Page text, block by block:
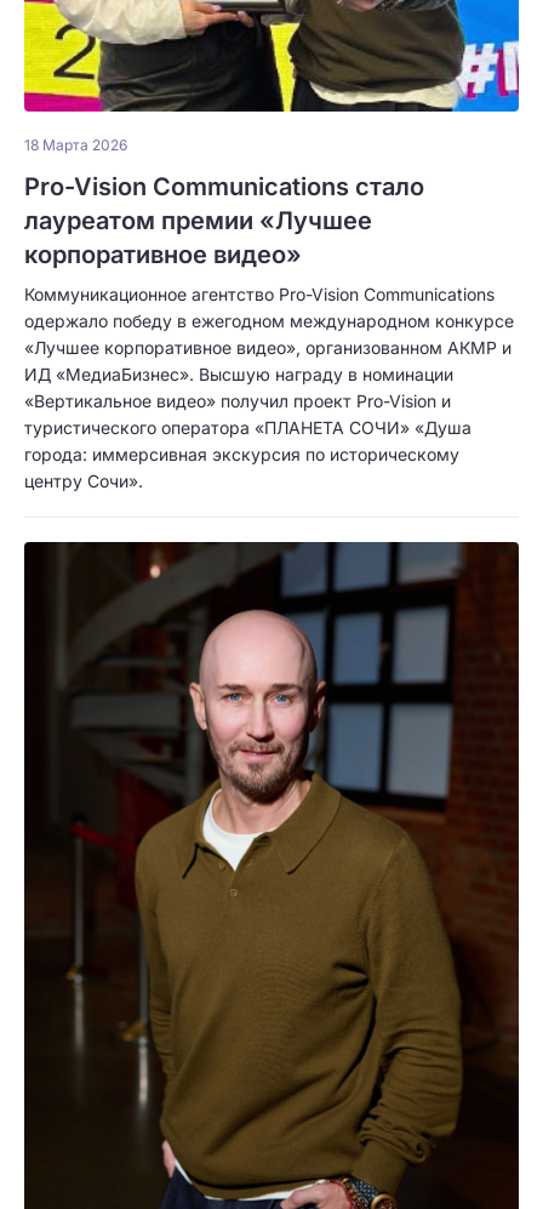
18 Марта 2026
Pro-Vision Communications стало
лауреатом премии «Лучшее
корпоративное видео»
Коммуникационное агентство Pro-Vision Communications
одержало победу в ежегодном международном конкурсе
«Лучшее корпоративное видео», организованном АКМР и
ИД «МедиаБизнес». Высшую награду в номинации
«Вертикальное видео» получил проект Pro-Vision и
туристического оператора «ПЛАНЕТА СОЧИ» «Душа
города: иммерсивная экскурсия по историческому
центру Сочи».